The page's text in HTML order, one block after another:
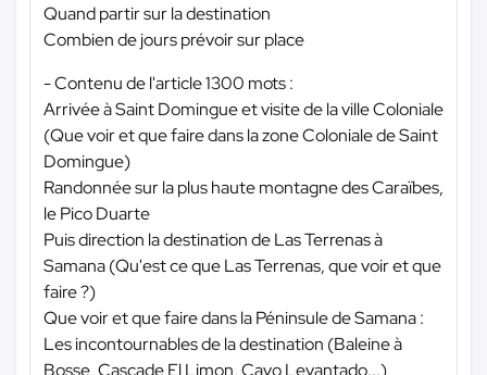
Quand partir sur la destination
Combien de jours prévoir sur place
- Contenu de l'article 1300 mots :
Arrivée à Saint Domingue et visite de la ville Coloniale
(Que voir et que faire dans la zone Coloniale de Saint
Domingue)
Randonnée sur la plus haute montagne des Caraïbes,
le Pico Duarte
Puis direction la destination de Las Terrenas à
Samana (Qu'est ce que Las Terrenas, que voir et que
faire ?)
Que voir et que faire dans la Péninsule de Samana :
Les incontournables de la destination (Baleine à
Bosse, Cascade El Limon, Cayo Levantado...)